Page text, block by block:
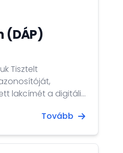
(DÁP)
lakcímét a digitális
megjelent
Tovább